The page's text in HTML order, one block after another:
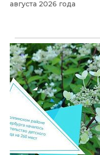
августа 2026 года